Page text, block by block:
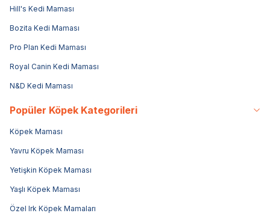
Hill's Kedi Maması
Bozita Kedi Maması
Pro Plan Kedi Maması
Royal Canin Kedi Maması
N&D Kedi Maması
Popüler Köpek Kategorileri
Köpek Maması
Yavru Köpek Maması
Yetişkin Köpek Maması
Yaşlı Köpek Maması
Özel Irk Köpek Mamaları